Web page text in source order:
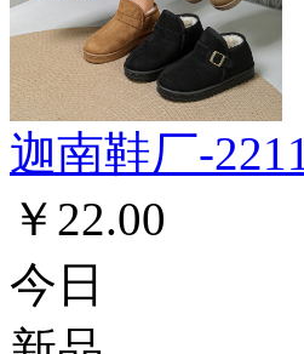
迦南鞋厂-
￥22.00
今日